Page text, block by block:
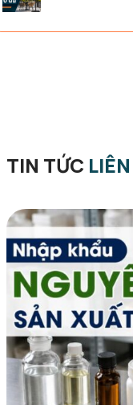
TIN TỨC